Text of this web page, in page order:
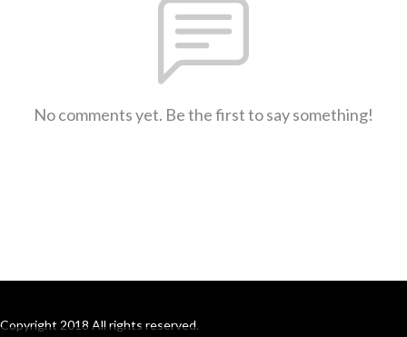
No comments yet. Be the first to say something!
Copyright 2018 All rights reserved.